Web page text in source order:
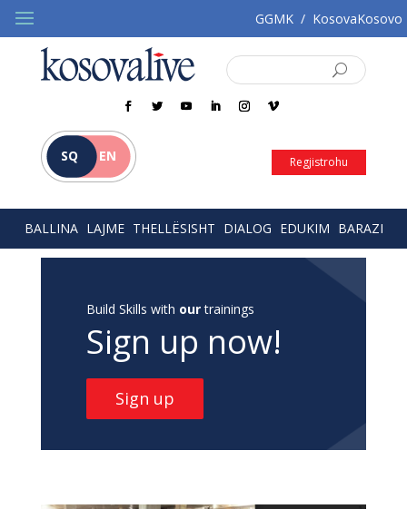
GGMK / KosovaKosovo
SQ EN Regjistrohu
BALLINA LAJME THELLËSISHT DIALOG EDUKIM BARAZI
Build Skills with ourtrainings
Sign up now!
Sign up